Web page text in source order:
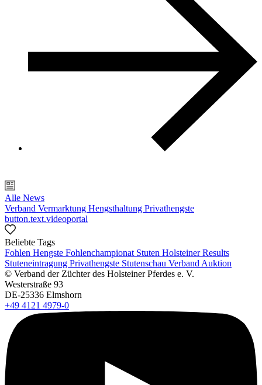
Alle News
Verband Vermarktung Hengsthaltung Privathengste
button.text.videoportal
Beliebte Tags
Fohlen Hengste Fohlenchampionat Stuten Holsteiner Results
Stuteneintragung Privathengste Stutenschau Verband Auktion
© Verband der Züchter des Holsteiner Pferdes e. V.
Westerstraße 93
DE-25336 Elmshorn
+49 4121 4979-0